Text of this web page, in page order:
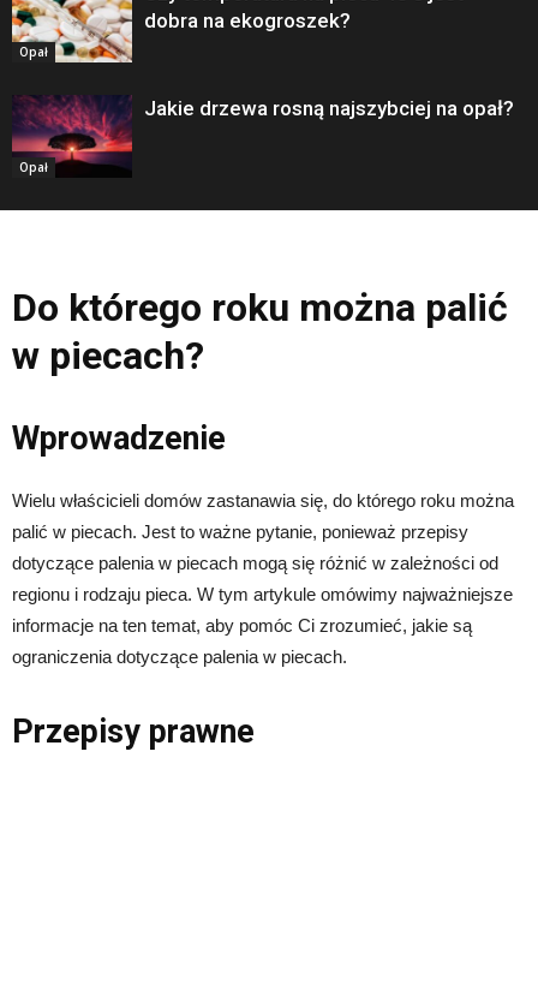
Opał
dobra na ekogroszek?
Opał
Jakie drzewa rosną najszybciej na opał?
Do którego roku można palić
w piecach?
Wprowadzenie
Wielu właścicieli domów zastanawia się, do którego roku można
palić w piecach. Jest to ważne pytanie, ponieważ przepisy
dotyczące palenia w piecach mogą się różnić w zależności od
regionu i rodzaju pieca. W tym artykule omówimy najważniejsze
informacje na ten temat, aby pomóc Ci zrozumieć, jakie są
ograniczenia dotyczące palenia w piecach.
Przepisy prawne